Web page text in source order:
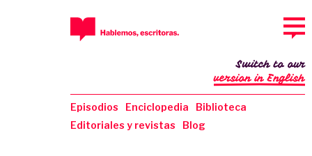
Episodios Enciclopedia
Biblioteca
Editoriales y revistas
Blog
Switch to our
version in English